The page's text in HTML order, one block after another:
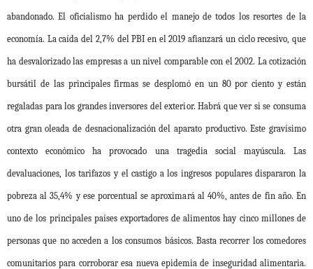
abandonado. El oficialismo ha perdido el manejo de todos los resortes de la
economía. La caída del 2,7% del PBI en el 2019 afianzará un ciclo recesivo, que
ha desvalorizado las empresas a un nivel comparable con el 2002. La cotización
bursátil de las principales firmas se desplomó en un 80 por ciento y están
regaladas para los grandes inversores del exterior. Habrá que ver si se consuma
otra gran oleada de desnacionalización del aparato productivo. Este gravísimo
contexto económico ha provocado una tragedia social mayúscula. Las
devaluaciones, los tarifazos y el castigo a los ingresos populares dispararon la
pobreza al 35,4% y ese porcentual se aproximará al 40%, antes de fin año. En
uno de los principales países exportadores de alimentos hay cinco millones de
personas que no acceden a los consumos básicos. Basta recorrer los comedores
comunitarios para corroborar esa nueva epidemia de inseguridad alimentaria.